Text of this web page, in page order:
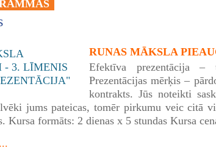
RUNAS MĀKSLA
Efektīva prezentācija
Prezentācijas mērķis –
kontrakts. Jūs noteikti
jums pateicas, tomēr pirkumu veic citā
Kursa formāts: 2 dienas x 5 stundas Kursa